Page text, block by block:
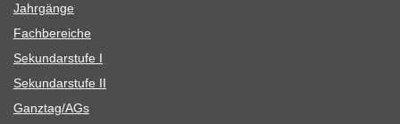
Jahr­gänge
Fach­be­rei­che
Sekun­dar­stufe I
Sekun­dar­stufe II
Ganztag/​​AGs